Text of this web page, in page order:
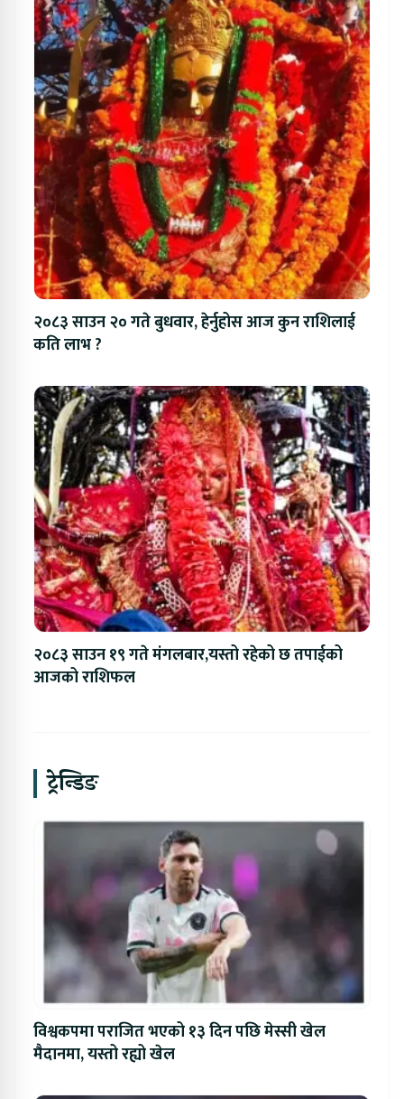
२०८३ साउन २० गते बुधवार, हेर्नुहोस आज कुन राशिलाई
कति लाभ ?
२०८३ साउन १९ गते मंगलबार,यस्तो रहेको छ तपाईको
आजको राशिफल
ट्रेन्डिङ
विश्वकपमा पराजित भएको १३ दिन पछि मेस्सी खेल
मैदानमा, यस्तो रह्यो खेल